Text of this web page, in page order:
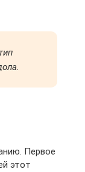
Первое
этот